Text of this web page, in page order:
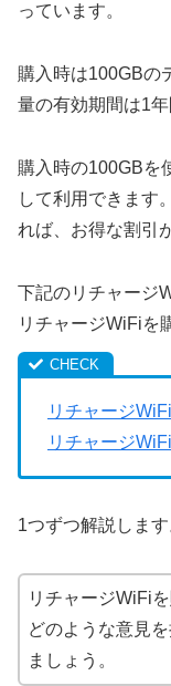
っています。
購入時は100GBの
量の有効期間は1年
購入時の100GBを
して利用できます
れば、お得な割引
下記のリチャージ
リチャージWiFiを
リチャージ
リチャージ
1つずつ解説します
リチャージWiFi
どのような意見
ましょう。